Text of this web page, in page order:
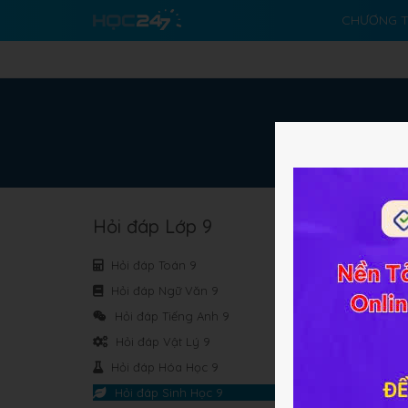
CHƯƠNG
Hỏi đáp Lớp 9
Hỏi đáp Toán 9
Hỏi đáp Ngữ Văn 9
Hỏi đáp Tiếng Anh 9
Hỏi đáp Vật Lý 9
Hỏi đáp Hóa Học 9
Hỏi đáp Sinh Học 9